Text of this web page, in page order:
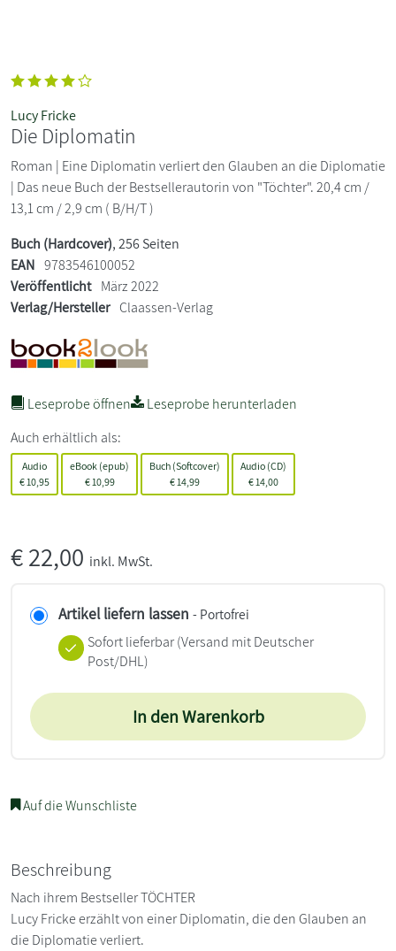
Lucy Fricke
Die Diplomatin
Roman | Eine Diplomatin verliert den Glauben an die Diplomatie
| Das neue Buch der Bestsellerautorin von "Töchter". 20,4 cm /
13,1 cm / 2,9 cm ( B/H/T )
Buch (Hardcover), 256 Seiten
EAN 9783546100052
Veröffentlicht März 2022
Verlag/Hersteller Claassen-Verlag
Leseprobe öffnen
Leseprobe herunterladen
Auch erhältlich als:
Audio
€10,95
eBook (epub)
€10,99
Buch (Softcover)
€14,99
Audio (CD)
€14,00
€22,00 inkl. MwSt.
Artikel liefern lassen - Portofrei
Sofort lieferbar(Versand mit Deutscher
Post/DHL)
In den Warenkorb
Auf die Wunschliste
Beschreibung
Nach ihrem Bestseller TÖCHTER
Lucy Fricke erzählt von einer Diplomatin, die den Glauben an
die Diplomatie verliert.